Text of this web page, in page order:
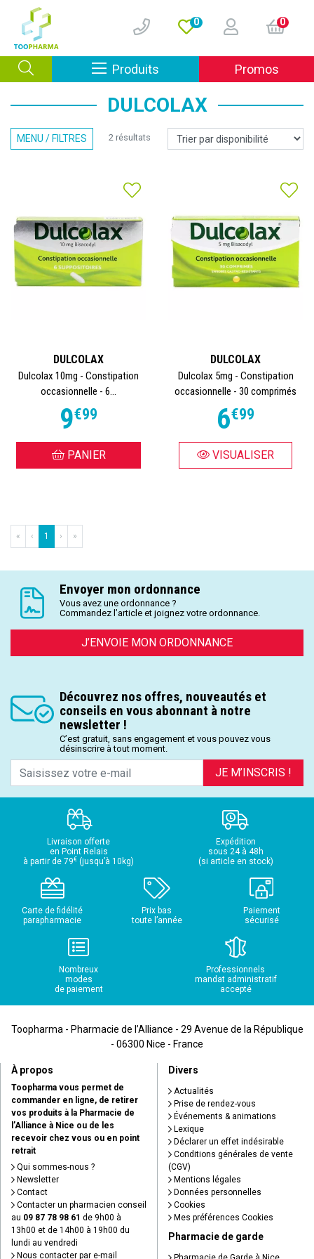
0 0
Produits Afficher la navigation
Promos
DULCOLAX
MENU / FILTRES 2 résultats
DULCOLAX
Dulcolax 10mg - Constipation
occasionnelle - 6...
9€99
PANIER
DULCOLAX
Dulcolax 5mg - Constipation
occasionnelle - 30 comprimés
6€99
VISUALISER
« ‹ 1 › »
Envoyer mon ordonnance
Vous avez une ordonnance ?
Commandez l’article et joignez votre ordonnance.
J’ENVOIE MON ORDONNANCE
Découvrez nos offres, nouveautés et
conseils en vous abonnant à notre
newsletter !
C’est gratuit, sans engagement et vous pouvez vous
désinscrire à tout moment.
JE M’INSCRIS !
Livraison offerte
en Point Relais
à partir de 79€ (jusqu’à 10kg)
Expédition
sous 24 à 48h
(si article en stock)
Carte de fidélité
parapharmacie
Prix bas
toute l’année
Paiement
sécurisé
Nombreux
modes
de paiement
Professionnels
mandat administratif
accepté
Toopharma - Pharmacie de l’Alliance - 29 Avenue de la République
- 06300 Nice - France
À propos
Toopharma vous permet de
commander en ligne, de retirer
vos produits à la Pharmacie de
l’Alliance à Nice ou de les
recevoir chez vous ou en point
retrait
Qui sommes-nous ?
Newsletter
Contact
Contacter un pharmacien conseil
au 09 87 78 98 61 de 9h00 à
13h00 et de 14h00 à 19h00 du
lundi au vendredi
Nous contacter par e-mail
Divers
Actualités
Prise de rendez-vous
Événements & animations
Lexique
Déclarer un effet indésirable
Conditions générales de vente
(CGV)
Mentions légales
Données personnelles
Cookies
Mes préférences Cookies
Pharmacie de garde